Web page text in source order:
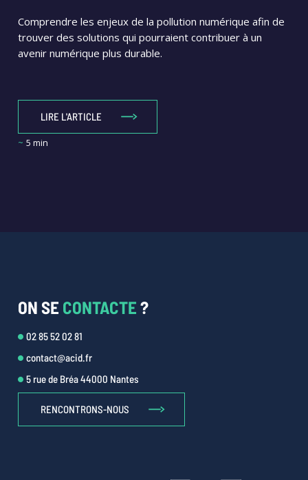
Comprendre les enjeux de la pollution numérique afin de
trouver des solutions qui pourraient contribuer à un
avenir numérique plus durable.
LIRE L'ARTICLE
~ 5 min
ON SE CONTACTE ?
02 85 52 02 81
contact@acid.fr
5 rue de Bréa 44000 Nantes
RENCONTRONS-NOUS